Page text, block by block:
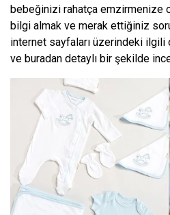
bebeğinizi rahatça emzirmenize
bilgi almak ve merak ettiğiniz
internet sayfaları üzerindeki
ve buradan detaylı bir şekilde